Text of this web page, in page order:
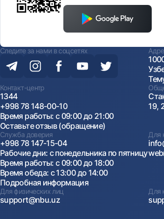
Следите за нами в соцсетях
Контакт-центр
1344
+998 78 148-00-10
Время работы: с 09:00 до 21:00
Оставьте отзыв (обращение)
19,
Служба доверия
+998 78 147-15-04
Рабочие дни: с понедельника по пятницу
Время работы: с 09:00 до 18:00
Время обеда: с 13:00 до 14:00
Подробная информация
Для
Для физических лиц
support@nbu.uz
Для